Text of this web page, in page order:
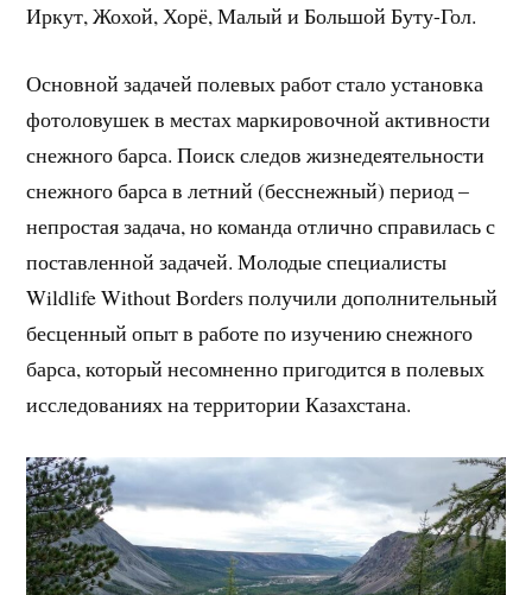
Иркут, Жохой, Хорё, Малый и Большой Буту-Гол.
Основной задачей полевых работ стало установка
фотоловушек в местах маркировочной активности
снежного барса. Поиск следов жизнедеятельности
снежного барса в летний (бесснежный) период –
непростая задача, но команда отлично справилась с
поставленной задачей. Молодые специалисты
Wildlife Without Borders получили дополнительный
бесценный опыт в работе по изучению снежного
барса, который несомненно пригодится в полевых
исследованиях на территории Казахстана.